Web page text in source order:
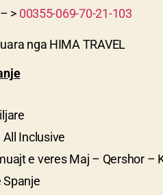
> 00355-069-70-21-103
nga HIMA TRAVEL
All Inclusive
e veres Maj – Qershor –